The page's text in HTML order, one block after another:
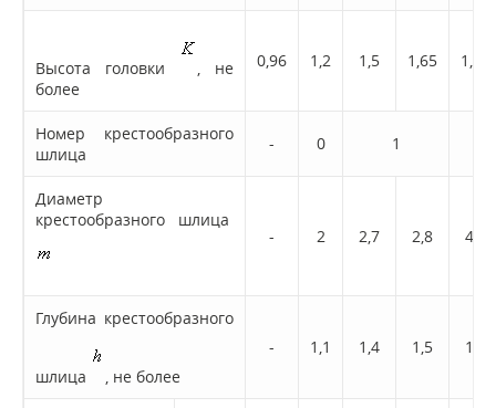
Высота головки
, не
более
0,96 1,2 1,5 1,65 1,93
Номер крестообразного
шлица
- 0 1
Диаметр
крестообразного шлица
- 2 2,7 2,8 4,0
Глубина крестообразного
шлица , не более
- 1,1 1,4 1,5 1,7